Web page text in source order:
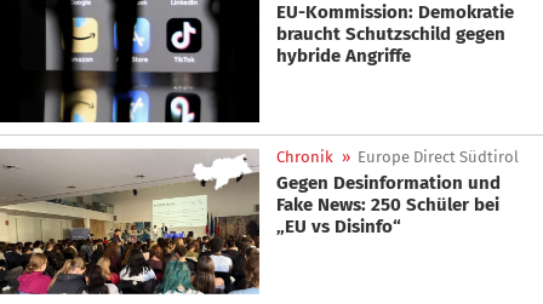
EU-Kommission: Demokratie
braucht Schutzschild gegen
hybride Angriffe
Chronik » Europe Direct Südtirol
Gegen Desinformation und
Fake News: 250 Schüler bei
„EU vs Disinfo“